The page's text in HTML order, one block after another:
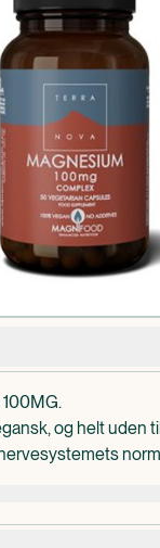
og helt uden
desuden